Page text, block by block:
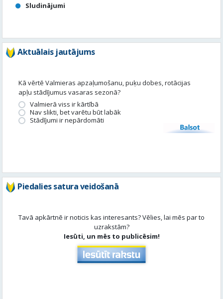
Sludinājumi
Aktuālais jautājums
Kā vērtē Valmieras apzaļumošanu, puķu dobes, rotācijas
apļu stādījumus vasaras sezonā?
Valmierā viss ir kārtībā
Nav slikti, bet varētu būt labāk
Stādījumi ir nepārdomāti
Balsot
Piedalies satura veidošanā
Tavā apkārtnē ir noticis kas interesants? Vēlies, lai mēs par to
uzrakstām?
Iesūti, un mēs to publicēsim!